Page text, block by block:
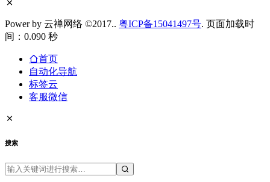
Power by 云禅网络 ©2017.. 粤ICP备15041497号. 页面加载时
间：0.090 秒
首页
自动化导航
标签云
客服微信
搜索